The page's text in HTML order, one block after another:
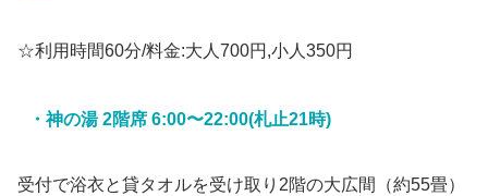
☆利用時間60分/料金:大人700円,小人350円
・神の湯 2階席 6:00〜22:00(札止21時)
受付で浴衣と貸タオルを受け取り2階の大広間（約55畳）